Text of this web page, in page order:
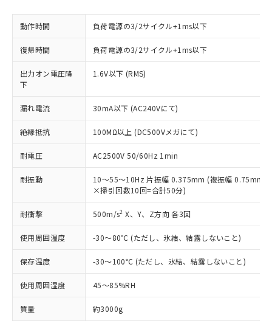
動作時間 負荷電源の3/2サイクル+1ms以下
復帰時間 負荷電源の3/2サイクル+1ms以下
出力オン電圧降
下
1.6V以下 (RMS)
漏れ電流 30mA以下 (AC240Vにて)
絶縁抵抗 100MΩ以上 (DC500Vメガにて)
耐電圧 AC2500V 50/60Hz 1min
耐振動
10～55～10Hz 片振幅 0.375mm (複振幅 0.75mm)
×掃引回数10回=合計50分)
耐衝撃 500m/s2 X、Y、Z方向 各3回
使用周囲温度 -30～80℃ (ただし、氷結、結露しないこと)
保存温度 -30～100℃ (ただし、氷結、結露しないこと)
使用周囲湿度 45～85%RH
質量 約3000g
本サービスは、当社制御機器事業取扱
商品の当社在庫状況および標準価格
(税抜)を提供させていただくもので
す。
当社制御機器事業取扱商品の中には、
ことをご了承ください。
在庫状況および標準価格照会結果は、
記載している更新日時点での社内デー
タに基づき作成されるものであり、閲
覧された時点での実際の在庫および標
準価格とは異なる場合があることをご
了承ください。
正式な納期状況および標準価格はお客
様のお取引先、またはお客様担当のオ
ムロン制御機器販売店・当社販売員に
ご相談ください。
オムロン制御機器販売店や当社販売拠
点は「販売ネットワーク
」をご確認
ください。
事前の承諾なく第三者に漏洩または開
示しないようお願いします。
マイパーツ機能（部品リスト作成サー
調査・確認中：EU RoHS指令（10物質）の
非含有の対応状況を調査中または確認中の
非該当品：ライセンス料など無形物で、有
害物質有無と関係のない商品です。
仕入先様の事情により、非含有部品として
いたものが、含有品と判明した場合などや
むを得ず変更することがあります。
*EU RoHS指令（10物質）：
鉛(Pb) 1000ppm以下、 水銀(Hg) 1000ppm以下、 カド
ミウム(Cd) 100ppm以下、
六価クロム(Cr(Ⅵ)) 1000ppm以下、ポリ臭化ビフェニル
類(PBB) 1000ppm以下、ポリ臭化ジフェニルエーテル類
(PBDE) 1000ppm以下、フタル酸ビス(2-エチルヘキシ
ル) (DEHP)(別名：DOP) 1000ppm以下、フタル酸ブチ
ルベンジル（BBP） 1000ppm以下、フタル酸ジブチル
（DBP） 1000ppm以下、フタル酸ジイソブチル
(DIBP) 1000ppm以下
但し、RoHS指令で産業用監視および制御機器に対する
適用除外項目は除く。
フタル酸エステル類の４物質については閾値を超える意
図的な使用がないことを確認しています。
※2 対応予定月
部品在庫の切り替え状況などにより、予定
月が前後することがあります。
※1 中国RoHS○×表
「○」：最大均質材料含有率が中国RoHSの
「×」：最大均質材料含有率が中国RoHSの
「－」：未確認です。当社販売部門へお問
い合わせください。
*中国RoHS10物質の基準値 (GB/T26572)：
Pb(鉛) :1000ppm、 Hg(水銀) : 1000ppm、 Cd(カドミウ
ム) : 100ppm、
Cr(Ⅵ)(六価クロム) : 1000ppm、 PBBs(ポリ臭化ビフェ
ニル類) : 1000ppm、 PBDEs(ポリ臭化ジフェニルエーテ
ル類) : 1000ppm、
DBP(フタル酸ジブチル) : 1000ppm、 DIBP(フタル酸ジ
イソブチル) : 1000ppm、 BBP(フタル酸ブチルベンジ
ル) : 1000ppm、
DEHP(フタル酸ビス(2-エチルヘキシル)) : 1000ppm
※2 環境保護使用期限
「ｅ」：有害物質（10物質）のすべてが基
準値以下であることを示します。
「10」：通常の使用状況下において有害物
質が外部に漏えいし、環境に深刻な影響を
当社は、これら貴社製品のうち、外国
為替および外国貿易法に定める商品
（以下｢規制貨物等」という）を輸出
または国外への提供する場合は、日本
国政府の輸出許可(または役務取引許
可)を取得するなどの必要な手続きを
当社は規制貨物を破棄する場合は、完
全に破砕するなど、違法に輸出されな
いよう必要な手段を講じます。
当社は貴社製品を、核兵器、ミサイ
ル、化学兵器、生物兵器またはその他
武器並びにこれらの製造装置等に一切
使用いたしません。
当社は、貴社製品を第三者に販売する
場合は、上記1、2および3の内容を当
該第三者に通知します。また当社は、
販売先および販売に係わる関係者が違
説明
一定数以上の在庫あり
一定数には満たないが在庫あり
－
在庫なし(最新の在庫状況につ
いては、お客様のお取引先、ま
たはお客様担当のオムロン制御
機器販売店・当社販売員にご確
認ください)
空
受注生産機種、また在庫状況の